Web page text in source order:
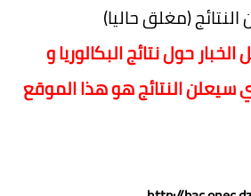
(مغلق حاليا)
حول نتائج البكالوريا و
سيعلن النتائج هو هذا الموقع